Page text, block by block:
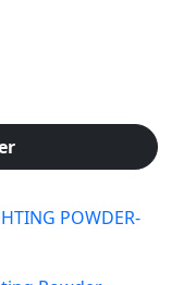
POWDER-